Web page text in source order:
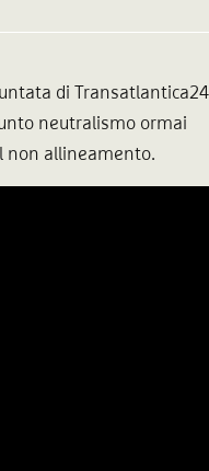
di Transatlantica24
neutralismo ormai
non allineamento.